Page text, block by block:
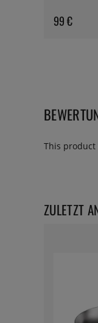
99 €
This product
ZULETZT